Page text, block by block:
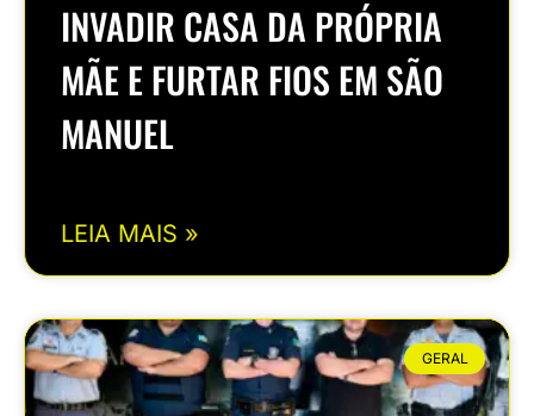
INVADIR CASA DA PRÓPRIA
MÃE E FURTAR FIOS EM SÃO
MANUEL
LEIA MAIS »
GERAL